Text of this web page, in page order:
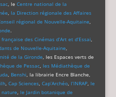
, le Centre national de la
, la Direction régionale des Affaires
régional de Nouvelle-Aquitaine,
.
des Cinémas d’Art et d’Essai,
de Nouvelle-Aquitaine,
de la Gironde, les Espaces verts de
de Pessac, les Médiathèque de
, Benshi, la librairie Encre Blanche,
, Cap Sciences, Cap’Archéo, l’INRAP, le
nature, le Jardin botanique de